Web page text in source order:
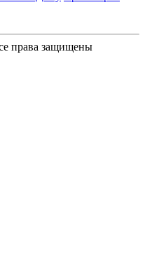
права защищены